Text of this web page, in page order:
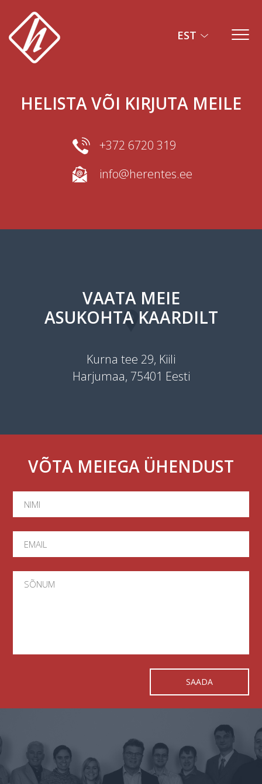
KONTAKT
EST Menu
HELISTA VÕI KIRJUTA MEILE
+372 6720 319
info@herentes.ee
VAATA MEIE
ASUKOHTA KAARDILT
Kurna tee 29, Kiili
Harjumaa, 75401 Eesti
VÕTA MEIEGA ÜHENDUST
SAADA